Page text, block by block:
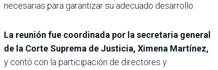
necesarias para garantizar su adecuado desarrollo.
La reunión fue coordinada por la secretaria general
de la Corte Suprema de Justicia, Ximena Martínez,
y contó con la participación de directores y